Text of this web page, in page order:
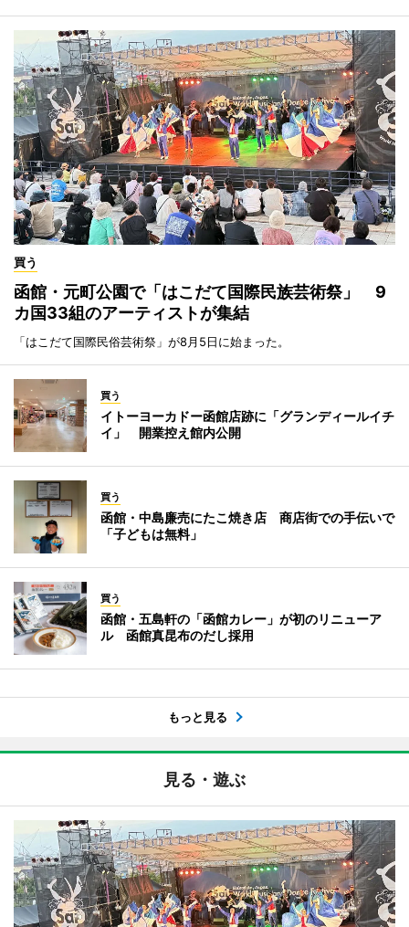
買う
函館・元町公園で「はこだて国際民族芸術祭」 9
カ国33組のアーティストが集結
「はこだて国際民俗芸術祭」が8月5日に始まった。
買う
イトーヨーカドー函館店跡に「グランディールイチ
イ」 開業控え館内公開
買う
函館・中島廉売にたこ焼き店 商店街での手伝いで
「子どもは無料」
買う
函館・五島軒の「函館カレー」が初のリニューア
ル 函館真昆布のだし採用
もっと見る
見る・遊ぶ